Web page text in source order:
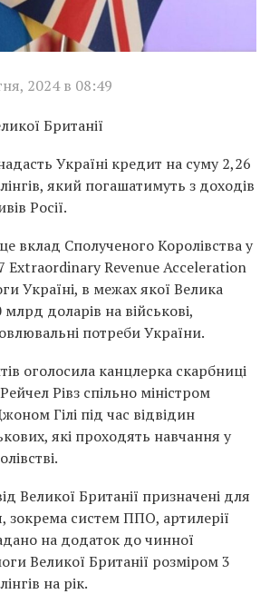
2024 в 08:49
Британії
Україні кредит на суму 2,26
який погашатимуть з доходів
Росії.
вклад Сполученого Королівства у
Extraordinary Revenue Acceleration
Україні, в межах якої Велика
млрд доларів на військові,
потреби України.
оголосила канцлерка скарбниці
Рівз спільно міністром
Гілі під час відвідин
які проходять навчання у
Великої Британії призначені для
зокрема систем ППО, артилерії
на додаток до чинної
Великої Британії розміром 3
на рік.